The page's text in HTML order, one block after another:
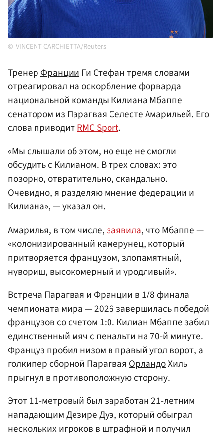
VINCENT CARCHIETTA/Reuters
ТренерФранцииГи Стефан тремя словами
отреагировал на оскорбление форварда
национальной команды КилианаМбаппе
сенатором изПарагваяСелесте Амарильей. Его
слова приводитRMC Sport.
«Мы слышали об этом, но еще не смогли
обсудить с Килианом. В трех словах: это
позорно, отвратительно, скандально.
Очевидно, я разделяю мнение федерации и
Килиана», — указал он.
Амарилья, в том числе, заявила, что Мбаппе —
«колонизированный камерунец, который
притворяется французом, злопамятный,
нувориш, высокомерный и уродливый».
Встреча Парагвая и Франции в 1/8 финала
чемпионата мира — 2026 завершилась победой
французов со счетом 1:0. Килиан Мбаппе забил
единственный мяч с пенальти на 70-й минуте.
Француз пробил низом в правый угол ворот, а
голкипер сборной ПарагваяОрландоХиль
прыгнул в противоположную сторону.
Этот 11-метровый был заработан 21-летним
нападающим Дезире Дуэ, который обыграл
нескольких игроков в штрафной и получил